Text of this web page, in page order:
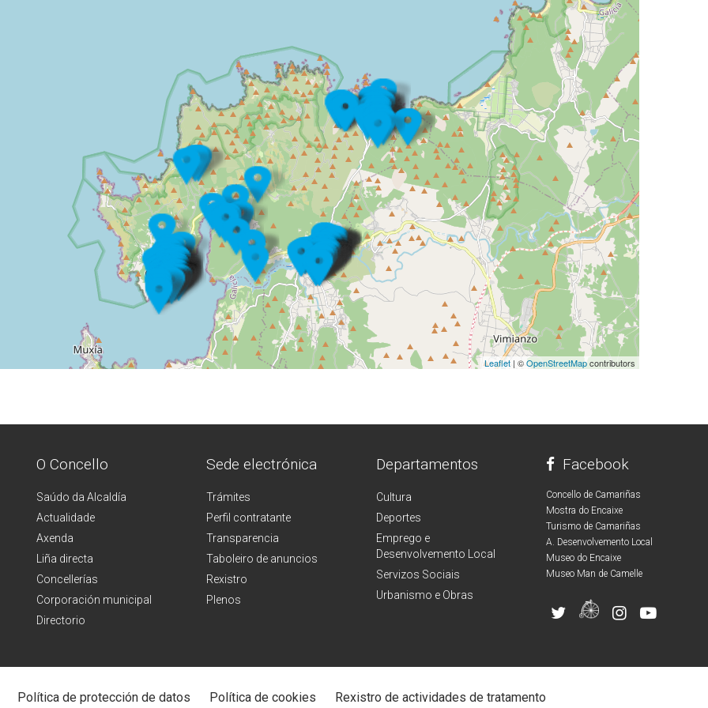
Leaflet | ©OpenStreetMapcontributors
O Concello
Saúdo da Alcaldía
Actualidade
Axenda
Liña directa
Concellerías
Corporación municipal
Directorio
Sede electrónica
Trámites
Perfil contratante
Transparencia
Taboleiro de anuncios
Rexistro
Plenos
Departamentos
Cultura
Deportes
Emprego e
Desenvolvemento Local
Servizos Sociais
Urbanismo e Obras
Facebook
Concello de Camariñas
Mostra do Encaixe
Turismo de Camariñas
A. Desenvolvemento Local
Museo do Encaixe
Museo Man de Camelle
Política de protección de datos Política de cookies Rexistro de actividades de tratamento